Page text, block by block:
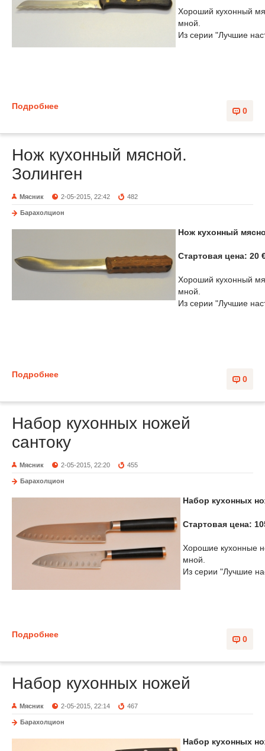
Хороший кухонный
мной.
Из серии "Лучшие
0
Подробнее
Нож кухонный мясной.
Золинген
Мясник 2-05-2015, 22:42 482
Барахолцион
Нож кухонный
Стартовая цена: 20
Хороший кухонный
мной.
Из серии "Лучшие
0
Подробнее
Набор кухонных ножей
сантоку
Мясник 2-05-2015, 22:20 455
Барахолцион
Набор кухонных
Стартовая цена:
Хорошие кухонные
мной.
Из серии "Лучшие
0
Подробнее
Набор кухонных ножей
Мясник 2-05-2015, 22:14 467
Барахолцион
Набор кухонных